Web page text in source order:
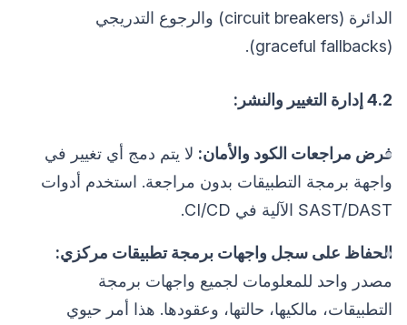
الدائرة (circuit breakers) والرجوع التدريجي
(graceful fallbacks).
4.2 إدارة التغيير والنشر:
فرض مراجعات الكود والأمان: لا يتم دمج أي تغيير في
واجهة برمجة التطبيقات بدون مراجعة. استخدم أدوات
SAST/DAST الآلية في CI/CD.
الحفاظ على سجل واجهات برمجة تطبيقات مركزي:
مصدر واحد للمعلومات لجميع واجهات برمجة
التطبيقات، مالكيها، حالتها، وعقودها. هذا أمر حيوي